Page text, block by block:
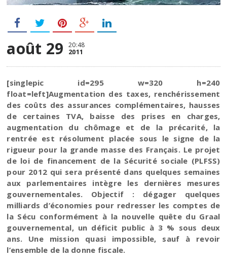
août 29 20:48
2011
[singlepic id=295 w=320 h=240
float=left]Augmentation des taxes, renchérissement
des coûts des assurances complémentaires, hausses
de certaines TVA, baisse des prises en charges,
augmentation du chômage et de la précarité, la
rentrée est résolument placée sous le signe de la
rigueur pour la grande masse des Français. Le projet
de loi de financement de la Sécurité sociale (PLFSS)
pour 2012 qui sera présenté dans quelques semaines
aux parlementaires intègre les dernières mesures
gouvernementales. Objectif : dégager quelques
milliards d’économies pour redresser les comptes de
la Sécu conformément à la nouvelle quête du Graal
gouvernemental, un déficit public à 3 % sous deux
ans. Une mission quasi impossible, sauf à revoir
l’ensemble de la donne fiscale.